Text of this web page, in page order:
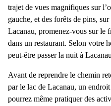
trajet de vues magnifiques sur
gauche, et des forêts de pins,
Lacanau, promenez-vous sur le
dans un restaurant. Selon votre
peut-être passer la nuit à
Avant de reprendre le chemin
par le lac de Lacanau, un
pourrez même pratiquer des